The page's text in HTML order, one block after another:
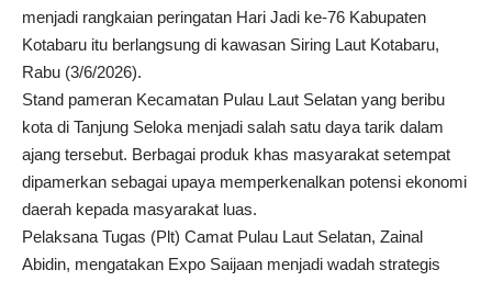
menjadi rangkaian peringatan Hari Jadi ke-76 Kabupaten
Kotabaru itu berlangsung di kawasan Siring Laut Kotabaru,
Rabu (3/6/2026).
Stand pameran Kecamatan Pulau Laut Selatan yang beribu
kota di Tanjung Seloka menjadi salah satu daya tarik dalam
ajang tersebut. Berbagai produk khas masyarakat setempat
dipamerkan sebagai upaya memperkenalkan potensi ekonomi
daerah kepada masyarakat luas.
Pelaksana Tugas (Plt) Camat Pulau Laut Selatan, Zainal
Abidin, mengatakan Expo Saijaan menjadi wadah strategis